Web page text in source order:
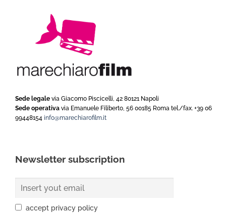
Sede legale via Giacomo Piscicelli, 42 80121 Napoli
Sede operativa via Emanuele Filiberto, 56 00185 Roma tel./fax. +39 06
99448154 info@marechiarofilm.it
Newsletter subscription
accept privacy policy